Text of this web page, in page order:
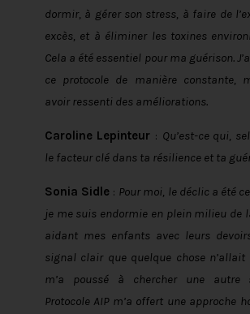
dormir, à gérer son stress, à faire de
excès, et à éliminer les toxines
Cela a été essentiel pour ma guérison.
ce protocole de manière constante,
avoir ressenti des améliorations.
Caroline Lepinteur : Qu’est-ce qui,
le facteur clé dans ta résilience et ta
Sonia Sidle: Pour moi, le déclic a été
je me suis endormie en plein milieu de
aidant mes enfants avec leurs
signal clair que quelque chose n’allait
m’a poussé à chercher une autre
Protocole AIP m’a offert une approche